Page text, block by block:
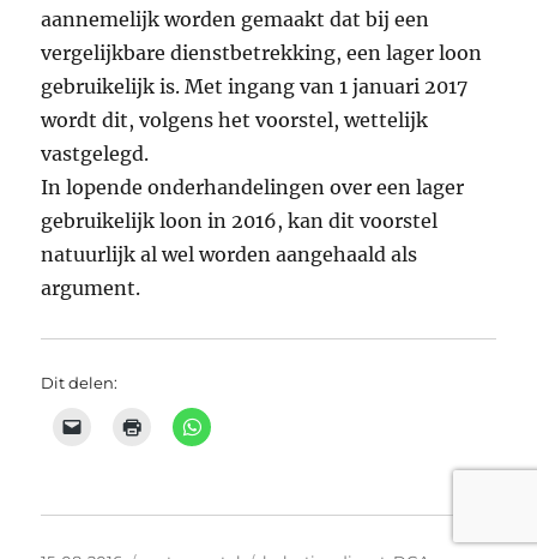
aannemelijk worden gemaakt dat bij een
vergelijkbare dienstbetrekking, een lager loon
gebruikelijk is. Met ingang van 1 januari 2017
wordt dit, volgens het voorstel, wettelijk
vastgelegd.
In lopende onderhandelingen over een lager
gebruikelijk loon in 2016, kan dit voorstel
natuurlijk al wel worden aangehaald als
argument.
Dit delen: